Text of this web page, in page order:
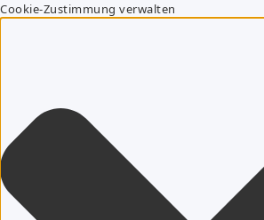
Cookie-Zustimmung verwalten